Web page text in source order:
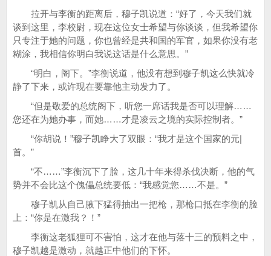
拉开与李衡的距离后，穆子凯说道：“好了，今天我们就
谈到这里，李校尉，现在这位女士希望与你谈谈，但我希望你
只专注于她的问题，你也曾经是共和国的军官，如果你没有老
糊涂，我相信你明白我说这话是什么意思。”
“明白，阁下。”李衡说道，他没有想到穆子凯这么快就冷
静了下来，或许现在要靠他主动发力了。
“但是敬爱的总统阁下，听您一席话我是否可以理解……
您还在为她办事，而她……才是凌云之境的实际控制者。”
“你胡说！”穆子凯睁大了双眼：“我才是这个国家的元|
首。”
“不……”李衡沉下了脸，这几十年来得杀伐决断，他的气
势并不会比这个傀儡总统要低：“我感觉您……不是。”
穆子凯从自己腋下猛得抽出一把枪，那枪口抵在李衡的脸
上：“你是在激我？！”
李衡这老狐狸可不害怕，这才在他与落十三的预料之中，
穆子凯越是激动，就越正中他们的下怀。